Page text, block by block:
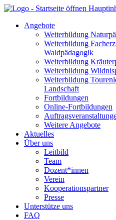
Angebote
Weiterbildung
Weiterbildung
Waldpädagogik
Weiterbildung
Weiterbildung
Weiterbildung
Landschaft
Fortbildungen
Online-Fortbildungen
Weitere Angebote
Aktuelles
Über uns
Leitbild
Team
Dozent*innen
Verein
Kooperationspartner
Presse
Unterstütze uns
FAQ